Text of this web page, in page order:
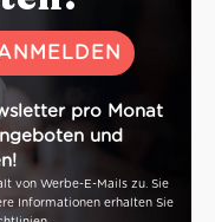
pro Monat
und
von Werbe-E-Mails zu. Sie
Informationen erhalten Sie